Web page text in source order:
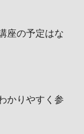
座の予定はな
かりやすく参